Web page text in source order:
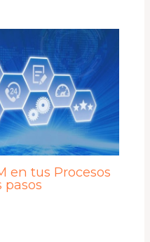
en tus Procesos
pasos